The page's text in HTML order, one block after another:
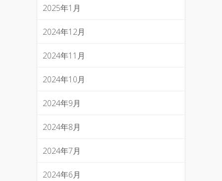
2025年1月
2024年12月
2024年11月
2024年10月
2024年9月
2024年8月
2024年7月
2024年6月